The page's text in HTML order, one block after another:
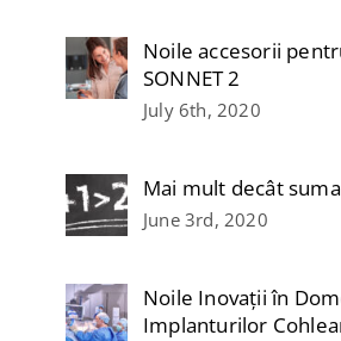
Noile accesorii
SONNET 2
July 6th, 2020
Mai mult decât
June 3rd, 2020
Noile Inovații în
Implanturilor